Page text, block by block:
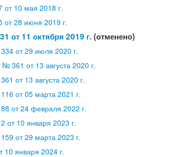
10 мая 2018 г.
28 июня 2019 г.
от 11 октября 2019 г.(отменено)
от 29 июля 2020 г.
361 от 13 августа 2020 г.
от 13 августа 2020 г.
от 05 марта 2021 г.
от 24 февраля 2022 г.
от 10 января 2023 г.
от 29 марта 2023 г.
января 2024 г.